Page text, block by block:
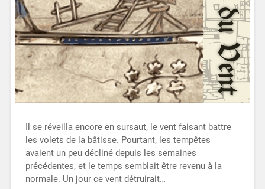
Il se réveilla encore en sursaut, le vent faisant battre
les volets de la bâtisse. Pourtant, les tempêtes
avaient un peu décliné depuis les semaines
précédentes, et le temps semblait être revenu à la
normale. Un jour ce vent détruirait…